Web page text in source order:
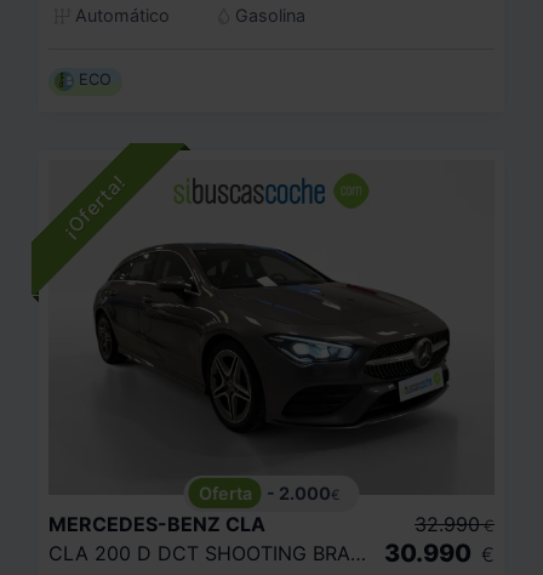
Automático Gasolina
ECO
- 2.000€
MERCEDES-BENZ CLA
CLA 200 D DCT SHOOTING BRAKE
32.990 €
30.990 €